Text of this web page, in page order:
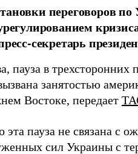
переговоров по
секретарь
пауза в трехсторонних
занятостью
Востоке, передает
эта пауза не связана
сил Украины с